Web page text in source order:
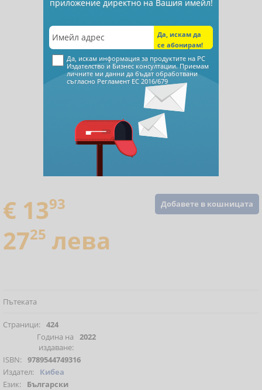
Добавете в кошницата
€ 1393
2725 лева
Пътеката
Страници: 424
Година на
издаване:
2022
ISBN: 9789544749316
Издател:
Кибеа
Език:
Български
приложение директно на Вашия имейл!
Да, искам информация за продуктите на РС
Издателство и Бизнес консултации. Приемам
личните ми данни да бъдат обработвани
съгласно Регламент ЕС 2016/679